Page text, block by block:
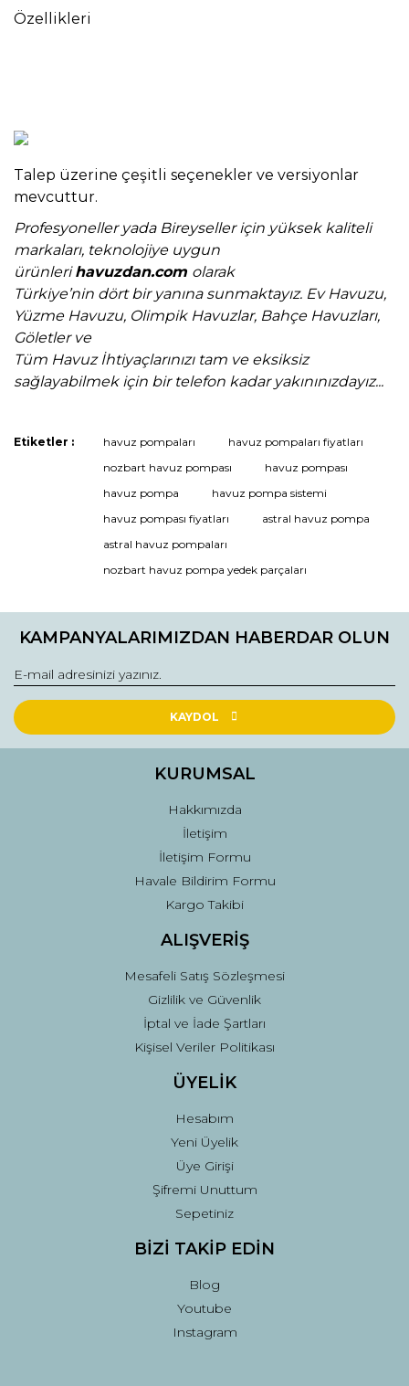
Özellikleri
Talep üzerine çeşitli seçenekler ve versiyonlar
mevcuttur.
Profesyoneller yada Bireyseller için yüksek kaliteli
markaları, teknolojiye uygun
ürünlerihavuzdan.com olarak
Türkiye’nin dört bir yanına sunmaktayız. Ev Havuzu,
Yüzme Havuzu, Olimpik Havuzlar, Bahçe Havuzları,
Göletler ve
Tüm Havuz İhtiyaçlarınızı tam ve eksiksiz
sağlayabilmek için bir telefon kadar yakınınızdayız...
Bu ürüne ilk yorumu siz yapın!
Yorum Yaz
Etiketler : havuz pompaları
havuz pompaları fiyatları
nozbart havuz pompası
havuz pompası
havuz pompa
havuz pompa sistemi
havuz pompası fiyatları
astral havuz pompa
astral havuz pompaları
nozbart havuz pompa yedek parçaları
KAMPANYALARIMIZDAN HABERDAR OLUN
KAYDOL
KURUMSAL
Hakkımızda
İletişim
İletişim Formu
Havale Bildirim Formu
Kargo Takibi
ALIŞVERİŞ
Mesafeli Satış Sözleşmesi
Gizlilik ve Güvenlik
İptal ve İade Şartları
Kişisel Veriler Politikası
ÜYELİK
Hesabım
Yeni Üyelik
Üye Girişi
Şifremi Unuttum
Sepetiniz
BİZİ TAKİP EDİN
Blog
Youtube
Instagram